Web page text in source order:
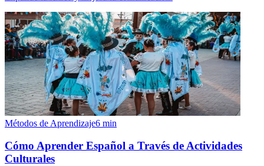
Métodos de Aprendizaje6 min
Cómo Aprender Español a Través de Actividades
Culturales